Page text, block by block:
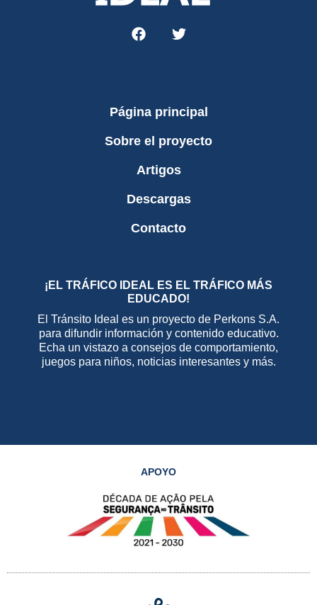
Página principal
Sobre el proyecto
Artigos
Descargas
Contacto
¡EL TRÁFICO IDEAL ES EL TRÁFICO MÁS
EDUCADO!
El Tránsito Ideal es un proyecto de Perkons S.A.
para difundir información y contenido educativo.
Echa un vistazo a consejos de comportamiento,
juegos para niños, noticias interesantes y más.
APOYO